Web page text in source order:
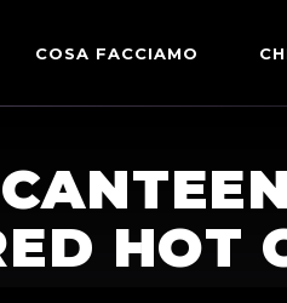
COSA FACCIAMO
HOT